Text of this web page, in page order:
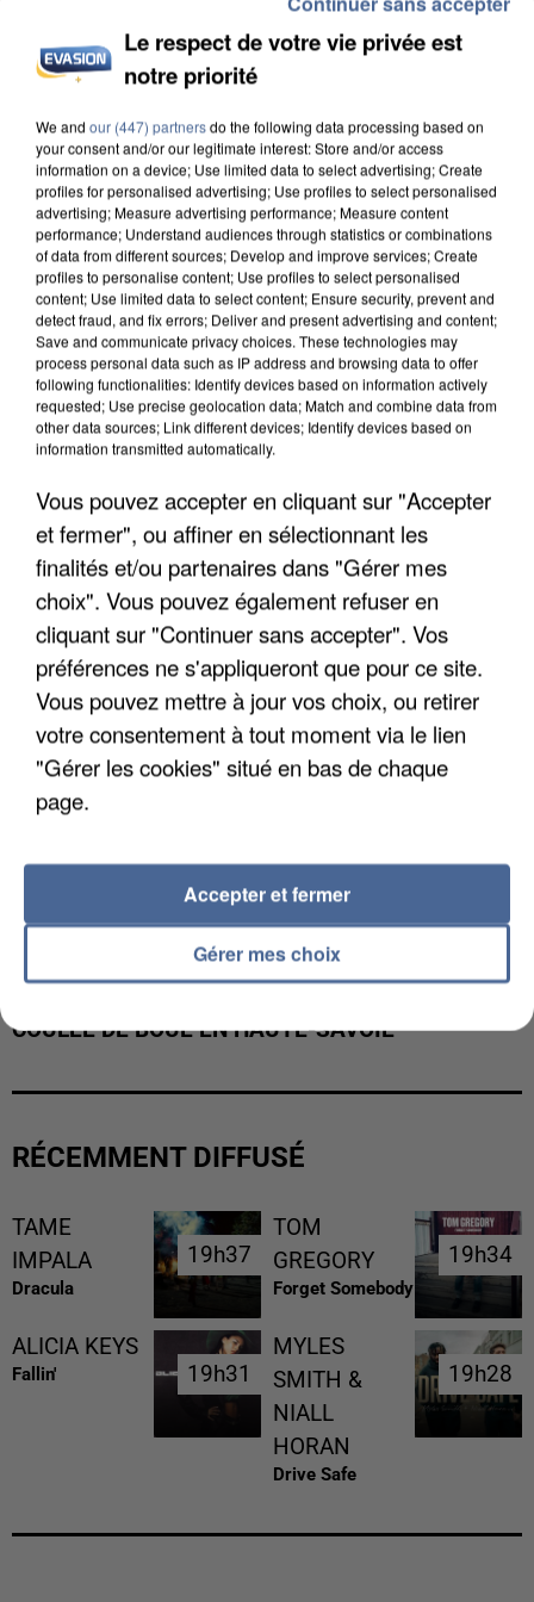
L’UN DES FONDATEURS SUPPOSÉS DE LA DZ
UN SECOND CADRE DE LA DZ MAFIA
INTERPELLÉ EN ALGÉRIE
COULÉE DE BOUE EN HAUTE-SAVOIE
RÉCEMMENT DIFFUSÉ
TAME
IMPALA
Dracula
19h37
19h37
TOM
GREGORY
Forget Somebody
19h34
19h34
ALICIA KEYS
Fallin' 19h31
19h31
MYLES
SMITH &
NIALL
HORAN
Drive Safe
19h28
19h28
Le respect de votre vie privée est
notre priorité
We and our (447) partnersdo the following data processing based on
your consent and/or our legitimate interest: Store and/or access
information on a device; Use limited data to select advertising; Create
profiles for personalised advertising; Use profiles to select personalised
advertising; Measure advertising performance; Measure content
performance; Understand audiences through statistics or combinations
of data from different sources; Develop and improve services; Create
profiles to personalise content; Use profiles to select personalised
content; Use limited data to select content; Ensure security, prevent and
detect fraud, and fix errors; Deliver and present advertising and content;
Save and communicate privacy choices. These technologies may
process personal data such as IP address and browsing data to offer
following functionalities: Identify devices based on information actively
requested; Use precise geolocation data; Match and combine data from
other data sources; Link different devices; Identify devices based on
information transmitted automatically.
Vous pouvez accepter en cliquant sur "Accepter
et fermer", ou affiner en sélectionnant les
finalités et/ou partenaires dans "Gérer mes
choix". Vous pouvez également refuser en
cliquant sur "Continuer sans accepter". Vos
préférences ne s'appliqueront que pour ce site.
Vous pouvez mettre à jour vos choix, ou retirer
votre consentement à tout moment via le lien
"Gérer les cookies" situé en bas de chaque
page.
Gérer mes choix
Accepter et fermer